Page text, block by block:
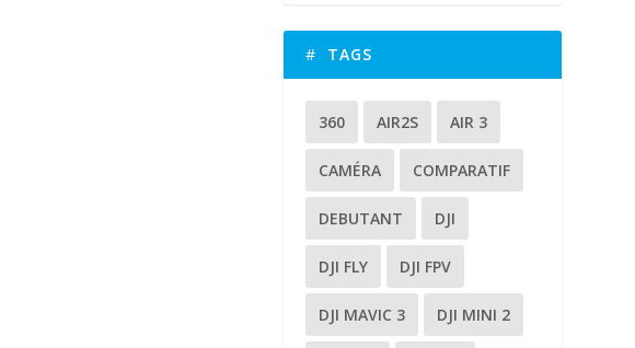
TAGS
360 AIR2S AIR 3
CAMÉRA COMPARATIF
DEBUTANT DJI
DJI FLY DJI FPV
DJI MAVIC 3 DJI MINI 2